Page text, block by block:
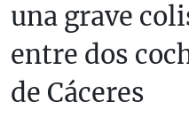
una grave
entre dos
de Cáceres